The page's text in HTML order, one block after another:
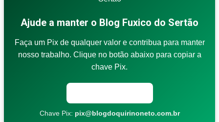
Ajude a manter o Blog Fuxico do Sertão
Faça um Pix de qualquer valor e contribua para manter
nosso trabalho. Clique no botão abaixo para copiar a
chave Pix.
Chave Pix: pix@blogdoquirinoneto.com.br